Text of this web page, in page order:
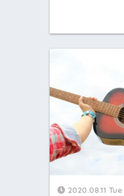
2020.08.11 Tue